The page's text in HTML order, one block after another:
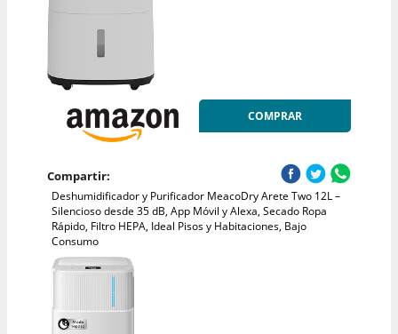
COMPRAR
Compartir:
Deshumidificador y Purificador MeacoDry Arete Two 12L –
Silencioso desde 35 dB, App Móvil y Alexa, Secado Ropa
Rápido, Filtro HEPA, Ideal Pisos y Habitaciones, Bajo
Consumo